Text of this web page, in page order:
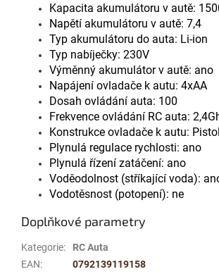
Kapacita akumulátoru v autě:
Napětí akumulátoru v autě: 7,4
Typ akumulátoru do auta: Li-ion
Typ nabíječky: 230V
Výměnný akumulátor v autě: ano
Napájení ovladače k autu: 4xAA
Dosah ovládání auta: 100
Frekvence ovládání RC auta:
Konstrukce ovladače k autu:
Plynulá regulace rychlosti: ano
Plynulá řízení zatáčení: ano
Voděodolnost (stříkající voda):
Vodotěsnost (potopení): ne
Doplňkové parametry
Kategorie:
RC Auta
EAN:
0792139119158